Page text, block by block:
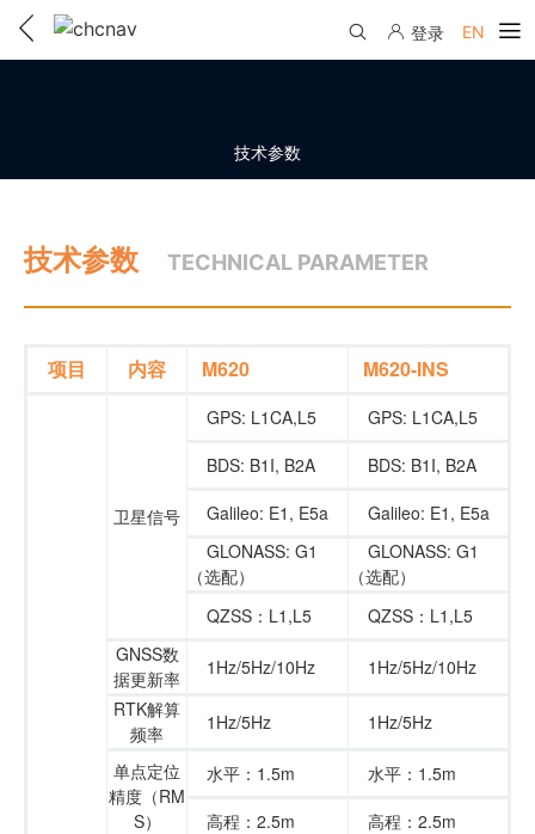
下载中心
教学视频
服务支持
售后服务政策
联系我们
国内分支机构
国内授权经销
资讯中心
商业道德与反腐败政策
登录 EN
技术参数
技术参数 TECHNICAL PARAMETER
项目 内容 M620 M620-INS
卫星信号
GPS: L1CA,L5
GPS: L1CA,L5
BDS: B1I, B2A
BDS: B1I, B2A
Galileo: E1, E5a
Galileo: E1, E5a
GLONASS: G1
（选配）
GLONASS: G1
（选配）
QZSS：L1,L5
QZSS：L1,L5
GNSS数
据更新率
1Hz/5Hz/10Hz
1Hz/5Hz/10Hz
RTK解算
频率
1Hz/5Hz 1Hz/5Hz
单点定位
精度（RM
S）
水平：1.5m
水平：1.5m
高程：2.5m
高程：2.5m